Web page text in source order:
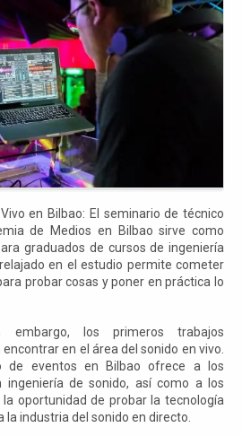
en Bilbao: El seminario de técnico
de Medios en Bilbao sirve como
graduados de cursos de ingeniería
en el estudio permite cometer
probar cosas y poner en práctica lo
embargo, los primeros trabajos
en el área del sonido en vivo.
de eventos en Bilbao ofrece a los
ingeniería de sonido, así como a los
oportunidad de probar la tecnología
industria del sonido en directo.